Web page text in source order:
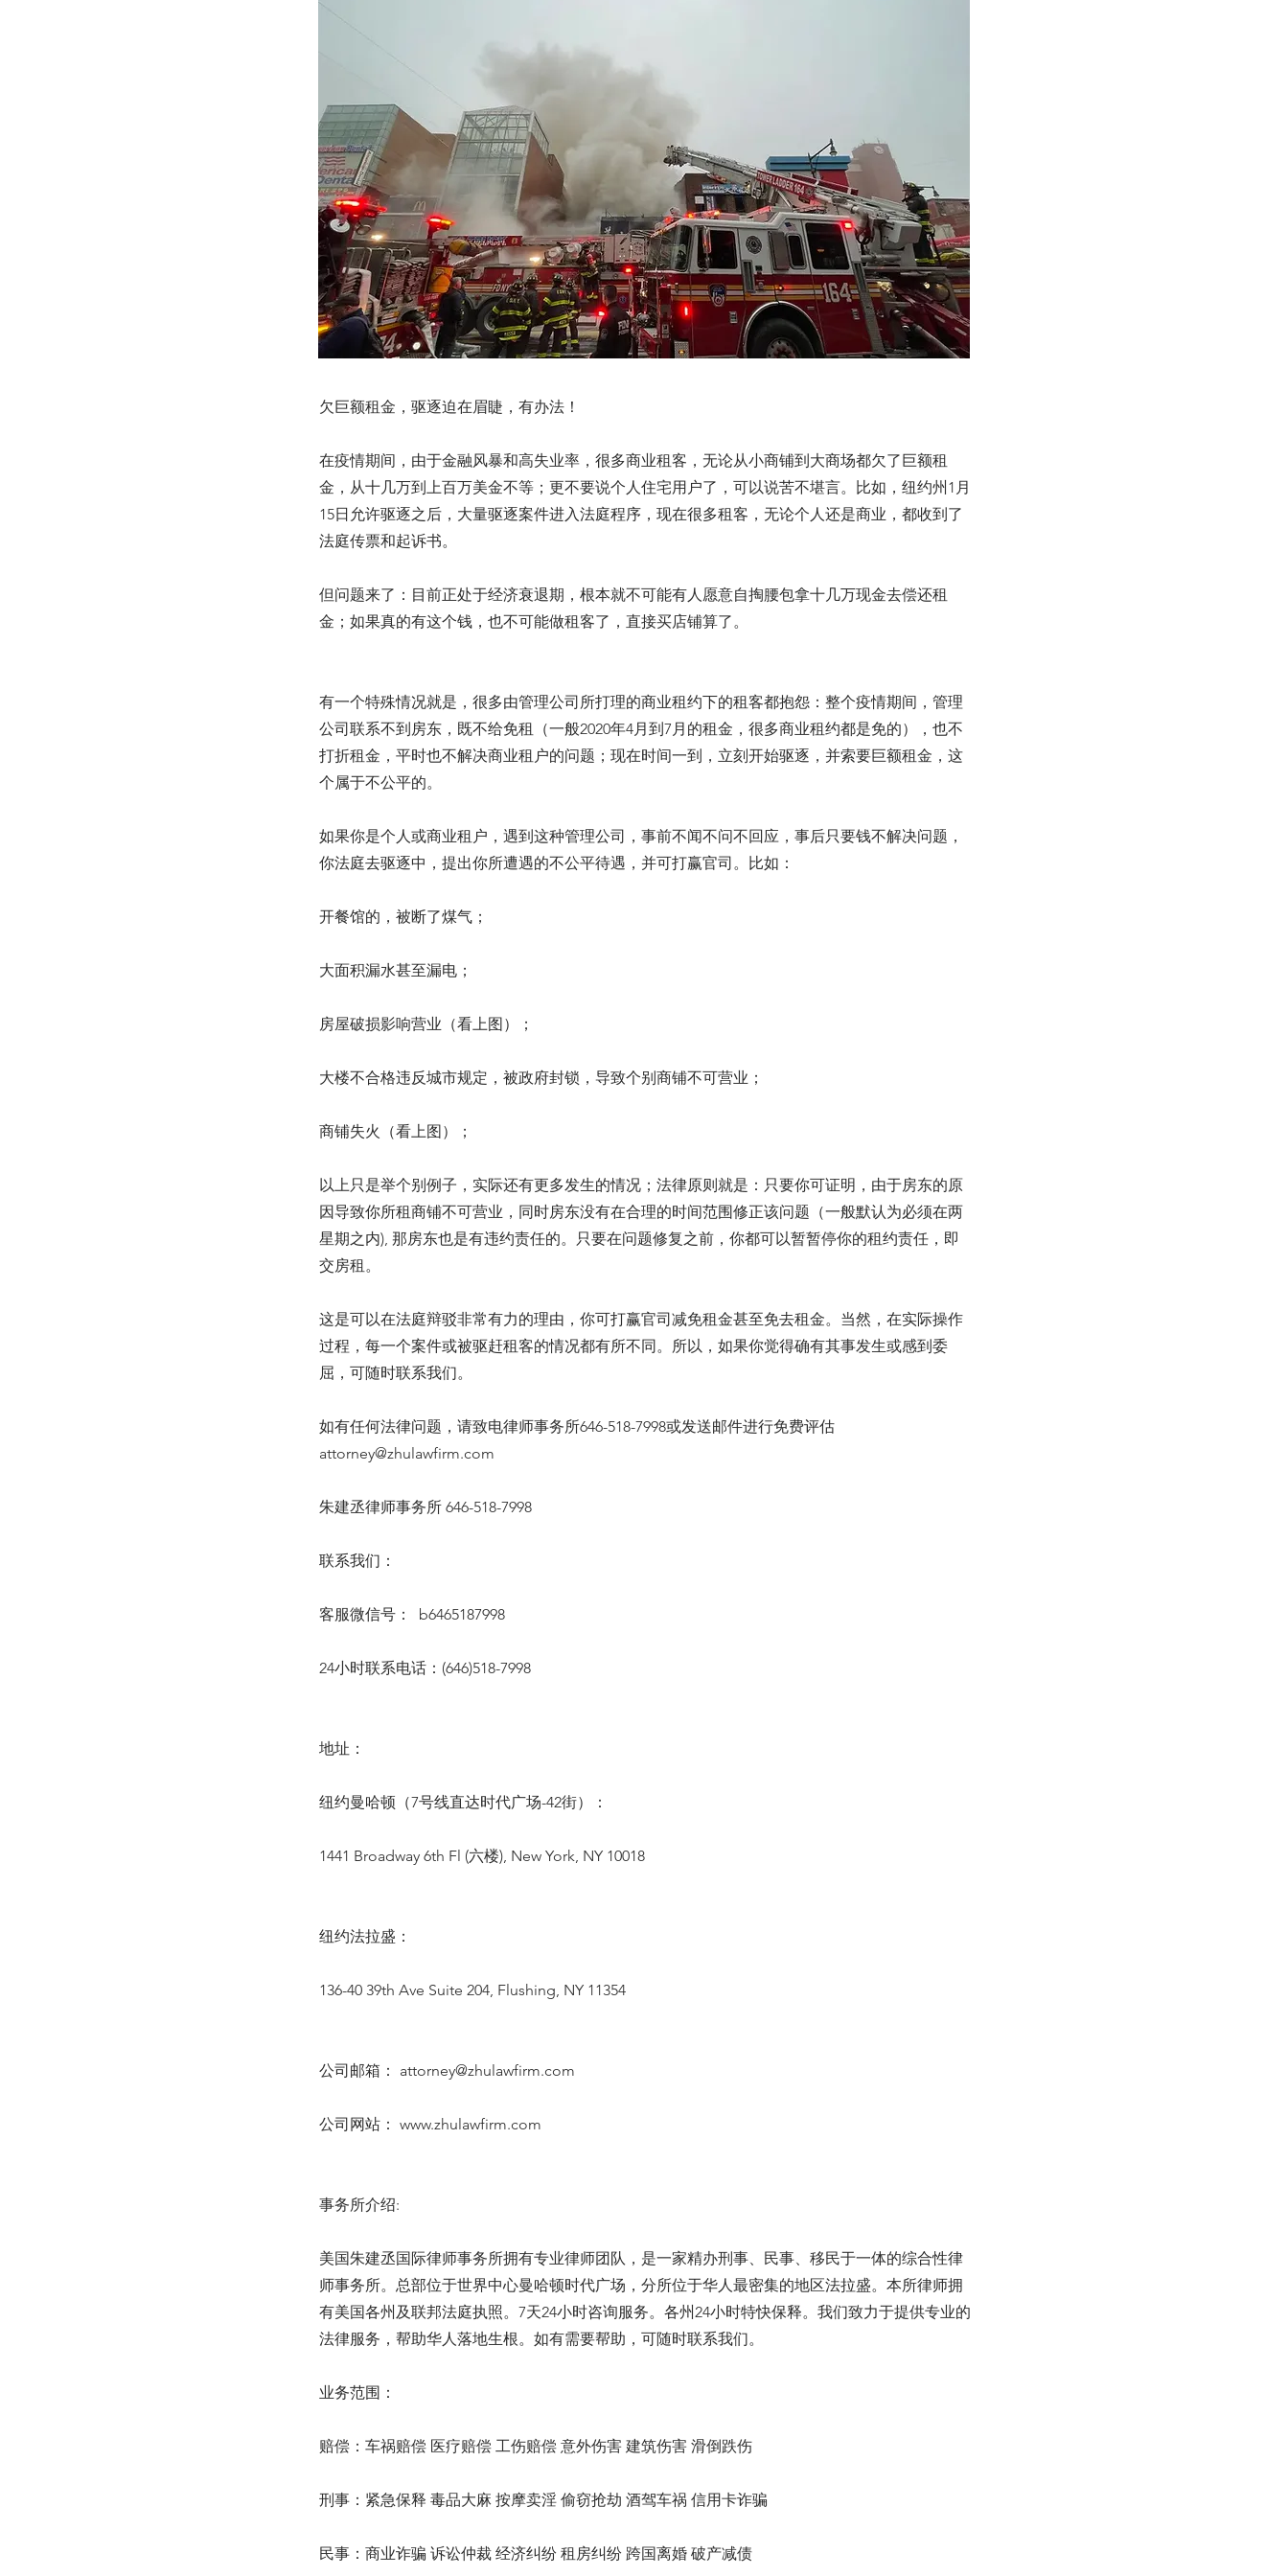
欠巨额租金，驱逐迫在眉睫，有办法！
在疫情期间，由于金融风暴和高失业率，很多商业租客，无论从小商铺到大商场都欠了巨额租
金，从十几万到上百万美金不等；更不要说个人住宅用户了，可以说苦不堪言。比如，纽约州1月
15日允许驱逐之后，大量驱逐案件进入法庭程序，现在很多租客，无论个人还是商业，都收到了
法庭传票和起诉书。
但问题来了：目前正处于经济衰退期，根本就不可能有人愿意自掏腰包拿十几万现金去偿还租
金；如果真的有这个钱，也不可能做租客了，直接买店铺算了。
有一个特殊情况就是，很多由管理公司所打理的商业租约下的租客都抱怨：整个疫情期间，管理
公司联系不到房东，既不给免租（一般2020年4月到7月的租金，很多商业租约都是免的），也不
打折租金，平时也不解决商业租户的问题；现在时间一到，立刻开始驱逐，并索要巨额租金，这
个属于不公平的。
如果你是个人或商业租户，遇到这种管理公司，事前不闻不问不回应，事后只要钱不解决问题，
你法庭去驱逐中，提出你所遭遇的不公平待遇，并可打赢官司。比如：
开餐馆的，被断了煤气；
大面积漏水甚至漏电；
房屋破损影响营业（看上图）；
大楼不合格违反城市规定，被政府封锁，导致个别商铺不可营业；
商铺失火（看上图）；
以上只是举个别例子，实际还有更多发生的情况；法律原则就是：只要你可证明，由于房东的原
因导致你所租商铺不可营业，同时房东没有在合理的时间范围修正该问题（一般默认为必须在两
星期之内), 那房东也是有违约责任的。只要在问题修复之前，你都可以暂暂停你的租约责任，即
交房租。
这是可以在法庭辩驳非常有力的理由，你可打赢官司减免租金甚至免去租金。当然，在实际操作
过程，每一个案件或被驱赶租客的情况都有所不同。所以，如果你觉得确有其事发生或感到委
屈，可随时联系我们。
如有任何法律问题，请致电律师事务所646-518-7998或发送邮件进行免费评估
attorney@zhulawfirm.com
朱建丞律师事务所 646-518-7998
联系我们：
客服微信号： b6465187998
24小时联系电话：(646)518-7998
地址：
纽约曼哈顿（7号线直达时代广场-42街）：
1441 Broadway 6th Fl (六楼), New York, NY 10018
纽约法拉盛：
136-40 39th Ave Suite 204, Flushing, NY 11354
公司邮箱： attorney@zhulawfirm.com
公司网站： www.zhulawfirm.com
事务所介绍:
美国朱建丞国际律师事务所拥有专业律师团队，是一家精办刑事、民事、移民于一体的综合性律
师事务所。总部位于世界中心曼哈顿时代广场，分所位于华人最密集的地区法拉盛。本所律师拥
有美国各州及联邦法庭执照。7天24小时咨询服务。各州24小时特快保释。我们致力于提供专业的
法律服务，帮助华人落地生根。如有需要帮助，可随时联系我们。
业务范围：
赔偿：车祸赔偿 医疗赔偿 工伤赔偿 意外伤害 建筑伤害 滑倒跌伤
刑事：紧急保释 毒品大麻 按摩卖淫 偷窃抢劫 酒驾车祸 信用卡诈骗
民事：商业诈骗 诉讼仲裁 经济纠纷 租房纠纷 跨国离婚 破产减债